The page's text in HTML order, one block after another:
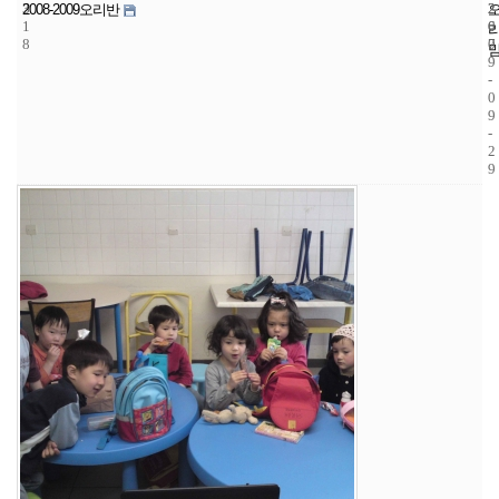
3
1
8
2008-2009오리반
2
6
7
2
0
0
9
-
0
9
-
2
9